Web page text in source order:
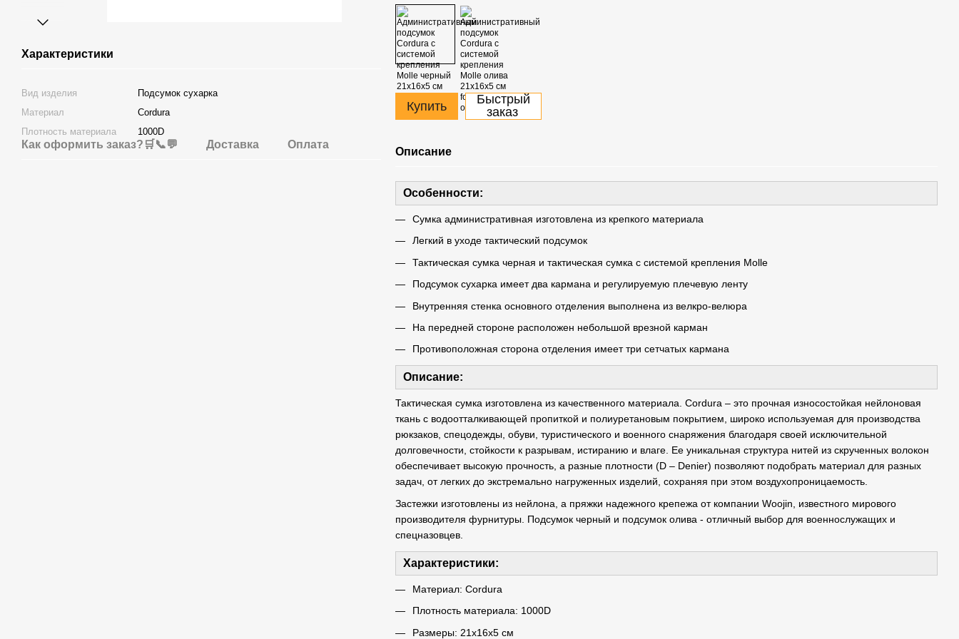
Характеристики
Вид изделия
Подсумок сухарка
Материал
Cordura
Плотность материала
1000D
Как оформить заказ?🛒📞💬 Доставка Оплата
Купить
Быстрый
заказ
Описание
Особенности:
Сумка административная изготовлена ​​из крепкого материала
Легкий в уходе тактический подсумок
Тактическая сумка черная и тактическая сумка с системой крепления Molle
Подсумок сухарка имеет два кармана и регулируемую плечевую ленту
Внутренняя стенка основного отделения выполнена из велкро-велюра
На передней стороне расположен небольшой врезной карман
Противоположная сторона отделения имеет три сетчатых кармана
Описание:
Тактическая сумка изготовлена ​​из качественного материала. Cordura – это прочная износостойкая нейлоновая
ткань с водоотталкивающей пропиткой и полиуретановым покрытием, широко используемая для производства
рюкзаков, спецодежды, обуви, туристического и военного снаряжения благодаря своей исключительной
долговечности, стойкости к разрывам, истиранию и влаге. Ее уникальная структура нитей из скрученных волокон
обеспечивает высокую прочность, а разные плотности (D – Denier) позволяют подобрать материал для разных
задач, от легких до экстремально нагруженных изделий, сохраняя при этом воздухопроницаемость.
Застежки изготовлены из нейлона, а пряжки надежного крепежа от компании Woojin, известного мирового
производителя фурнитуры. Подсумок черный и подсумок олива - отличный выбор для военнослужащих и
спецназовцев.
Характеристики:
Материал: Cordura
Плотность материала: 1000D
Размеры: 21х16х5 см